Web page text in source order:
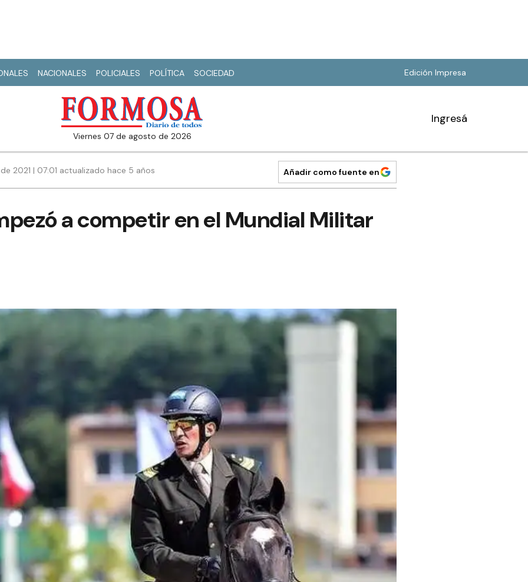
NACIONALES POLICIALES POLÍTICA SOCIEDAD Edición Impresa
viernes 07 de agosto de 2026
Ingresá
2021 | 07:01 actualizado hace 5 años Añadir como fuente en
a competir en el Mundial Militar